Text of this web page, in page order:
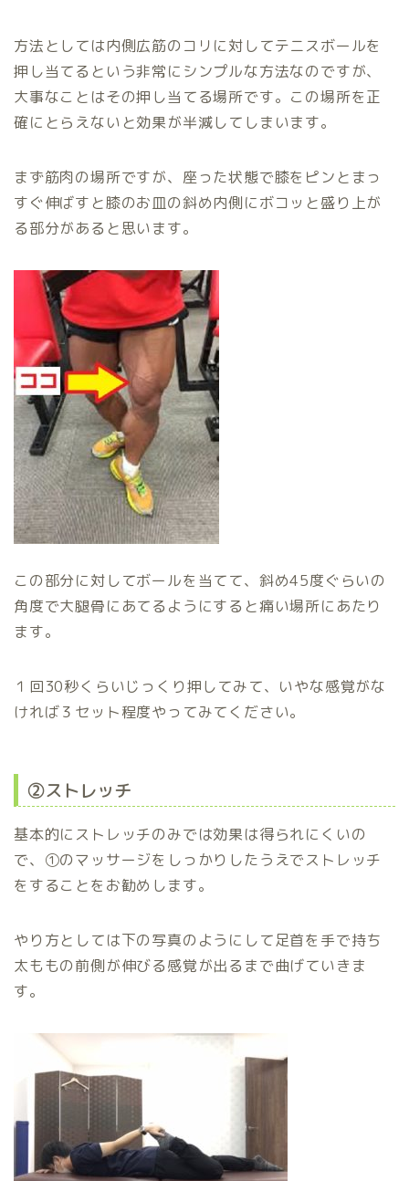
方法としては内側広筋のコリに対してテニスボールを
押し当てるという非常にシンプルな方法なのですが、
大事なことはその押し当てる場所です。この場所を正
確にとらえないと効果が半減してしまいます。
まず筋肉の場所ですが、座った状態で膝をピンとまっ
すぐ伸ばすと膝のお皿の斜め内側にボコッと盛り上が
る部分があると思います。
この部分に対してボールを当てて、斜め45度ぐらいの
角度で大腿骨にあてるようにすると痛い場所にあたり
ます。
１回30秒くらいじっくり押してみて、いやな感覚がな
ければ３セット程度やってみてください。
②ストレッチ
基本的にストレッチのみでは効果は得られにくいの
で、①のマッサージをしっかりしたうえでストレッチ
をすることをお勧めします。
やり方としては下の写真のようにして足首を手で持ち
太ももの前側が伸びる感覚が出るまで曲げていきま
す。